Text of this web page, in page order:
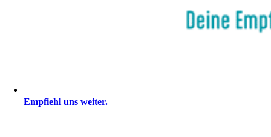
Empfiehl uns weiter.